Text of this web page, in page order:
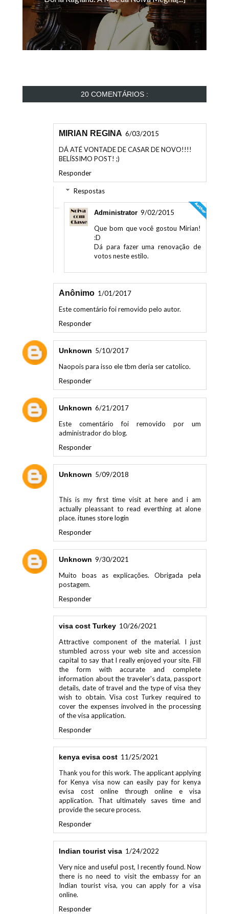
20 COMENTÁRIOS :
MIRIAN REGINA 6/03/2015
BELÍSSIMO POST! ;)
Responder
Respostas
Administrator 9/02/2015
:D
Dá para fazer uma renovação de
votos neste estilo.
Anônimo 1/01/2017
Responder
Unknown 5/10/2017
Responder
Unknown 6/21/2017
administrador do blog.
Responder
Unknown 5/09/2018
actually pleassant to read everthing at alone
place.itunes store login
Responder
Unknown 9/30/2021
postagem.
Responder
visa cost Turkey 10/26/2021
Attractive component of the material. I just
stumbled across your web site and accession
capital to say that I really enjoyed your site. Fill
the form with accurate and complete
information about the traveler's data, passport
details, date of travel and the type of visa they
wish to obtain. Visa cost Turkey required to
cover the expenses involved in the processing
of the visa application.
Responder
kenya evisa cost 11/25/2021
Thank you for this work. The applicant applying
for Kenya visa now can easily pay for kenya
evisa cost online through online e visa
application. That ultimately saves time and
provide the secure process.
Responder
Indian tourist visa 1/24/2022
there is no need to visit the embassy for an
Indian tourist visa, you can apply for a visa
online.
Responder